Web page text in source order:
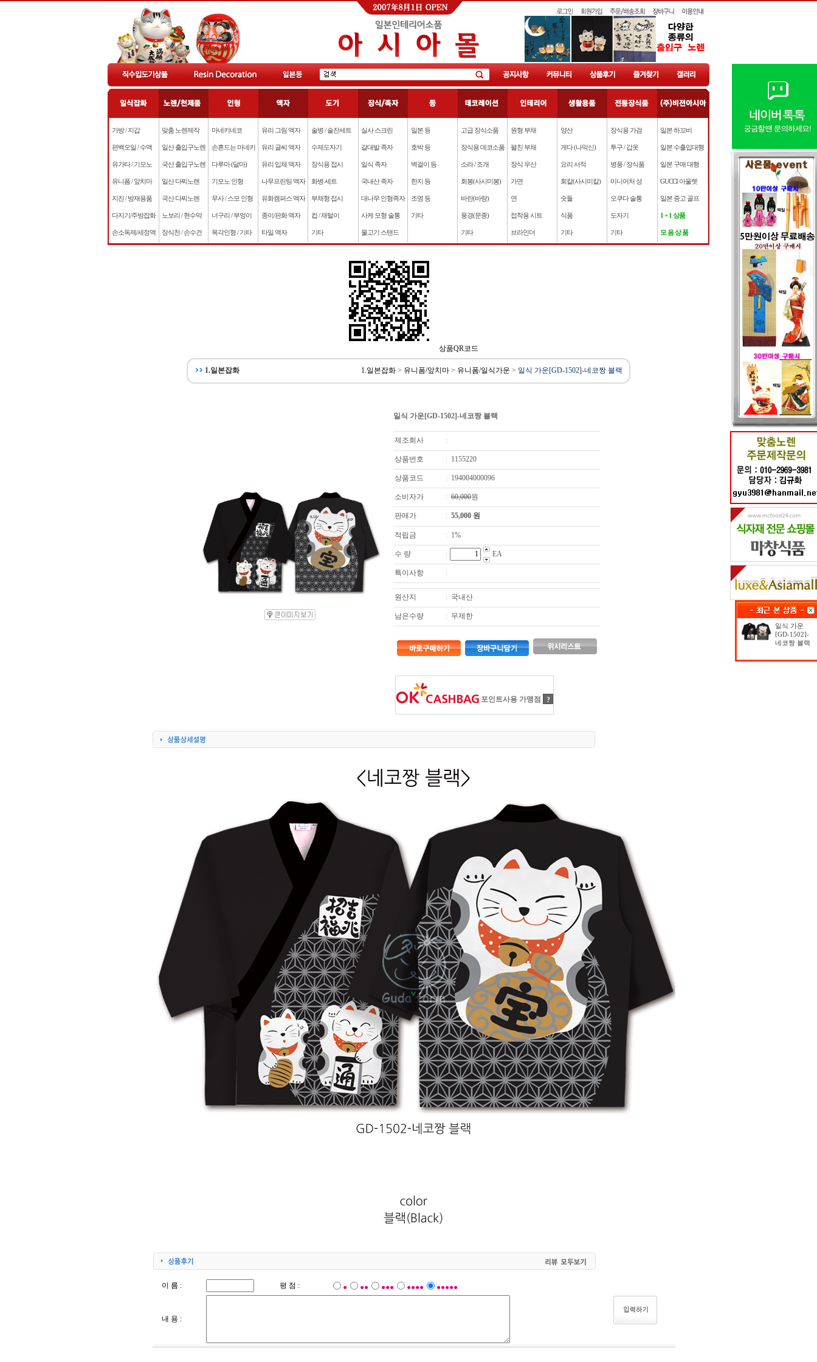
가방 / 지갑
편백오일 / 수액
유가타 / 기모노
유니폼 / 앞치마
지진 / 방재용품
다지기/주방잡화
손소독제/세정액
맞춤 노렌제작
일산 출입구노렌
국산 출입구노렌
일산 다찌노렌
국산 다찌노렌
노보리 / 현수막
장식천 / 손수건
마네키네코
손흔드는 마네키
다루마 (달마)
기모노 인형
무사 / 스모 인형
너구리 / 부엉이
목각인형 / 기타
유리 그림 액자
유리 글씨 액자
유리 입체 액자
나무프린팅 액자
유화캠퍼스 액자
종이/판화 액자
타일 액자
술병 / 술잔세트
수제도자기
장식용 접시
화병 세트
부채형 접시
컵 / 재털이
기타
실사 스크린
갈대발 족자
일식 족자
국내산 족자
대나무 인형족자
사케 모형 술통
물고기 스탠드
일본 등
호박 등
벽걸이 등
한지 등
조명 등
기타
고급 장식소품
장식용 데코소품
소라 / 조개
회봉(사시미봉)
바란(바랑)
풍경(문종)
기타
원형 부채
펼친 부채
장식 우산
가면
연
접착용 시트
브라인더
양산
게다 (나막신)
요리 서적
회칼(사시미칼)
숫돌
식품
기타
장식용 가검
투구 / 갑옷
병풍 / 장식품
미니어처 성
오쿠다 술통
도자기
기타
일본 하꼬비
일본 수출입대행
일본 구매 대행
GUCCI 아울렛
일본 중고 골프
1 + 1 상품
모 음 상 품
상품QR코드
1.일본잡화 1.일본잡화 > 유니폼/앞치마 > 유니폼/일식가운 > 일식 가운[GD-1502]-네코짱 블랙
일식 가운[GD-1502]-네코짱 블랙
제조회사 :
상품번호 : 1155220
상품코드 : 194004000096
소비자가 : 60,000원
판매가 : 55,000 원
적립금 : 1%
수 량 : EA
특이사항 :
원산지 : 국내산
남은수량 : 무제한
포인트사용 가맹점 ?
이 름 : 평 점 : ● ●● ●●● ●●●● ●●●●●
내 용 :
일식 가운
[GD-1502]-
네코짱 블랙